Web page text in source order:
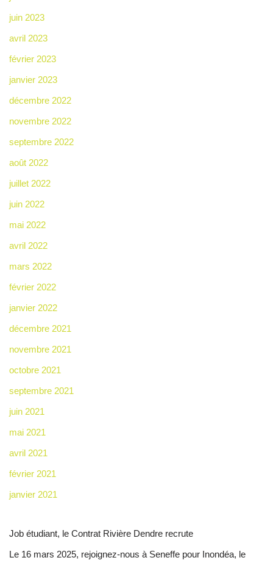
juin 2023
avril 2023
février 2023
janvier 2023
décembre 2022
novembre 2022
septembre 2022
août 2022
juillet 2022
juin 2022
mai 2022
avril 2022
mars 2022
février 2022
janvier 2022
décembre 2021
novembre 2021
octobre 2021
septembre 2021
juin 2021
mai 2021
avril 2021
février 2021
janvier 2021
Job étudiant, le Contrat Rivière Dendre recrute
Le 16 mars 2025, rejoignez-nous à Seneffe pour Inondéa, le